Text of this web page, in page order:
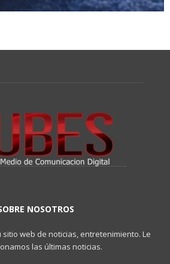
NOSOTROS
web de noticias, entretenimiento. Le
las últimas noticias.